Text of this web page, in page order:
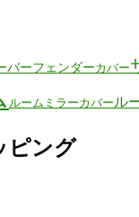
バーフェンダーカバー
ルームミラーカバー ル
ピング